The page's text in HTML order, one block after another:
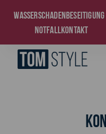
Wasserschadenbeseitigung
Notfallkontakt